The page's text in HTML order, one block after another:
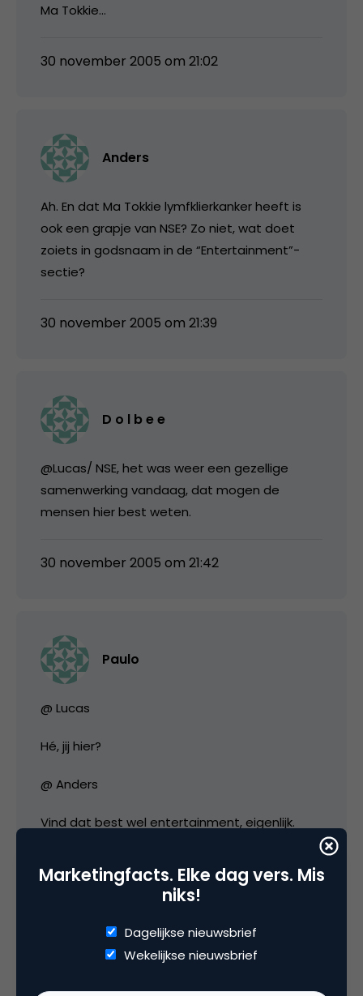
Ma Tokkie…
30 november 2005 om 21:02
Anders
Ah. En dat Ma Tokkie lymfklierkanker heeft is
ook een grapje van NSE? Zo niet, wat doet
zoiets in godsnaam in de “Entertainment”-
sectie?
30 november 2005 om 21:39
D o l b e e
@Lucas/ NSE, het was weer een gezellige
samenwerking vandaag, dat mogen de
mensen hier best weten.
30 november 2005 om 21:42
Paulo
@ Lucas
Hé, jij hier?
@ Anders
Vind dat best wel entertainment, eigenlijk.
dat ze elkaar in de brand staken en op elkaar
30 november 2005 om 21:47
Marketingfacts. Elke dag vers. Mis
niks!
Dagelijkse nieuwsbrief
Wekelijkse nieuwsbrief